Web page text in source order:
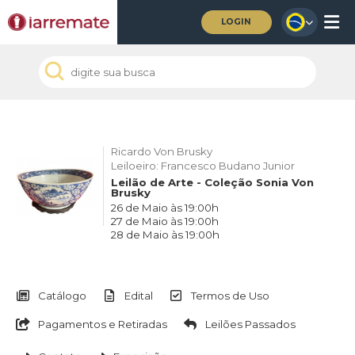
LOGIN
Ricardo Von Brusky
Leiloeiro: Francesco Budano Junior
Leilão de Arte - Coleção Sonia Von
Brusky
26 de Maio às 19:00h
27 de Maio às 19:00h
28 de Maio às 19:00h
Catálogo Edital Termos de Uso
Pagamentos e Retiradas Leilões Passados